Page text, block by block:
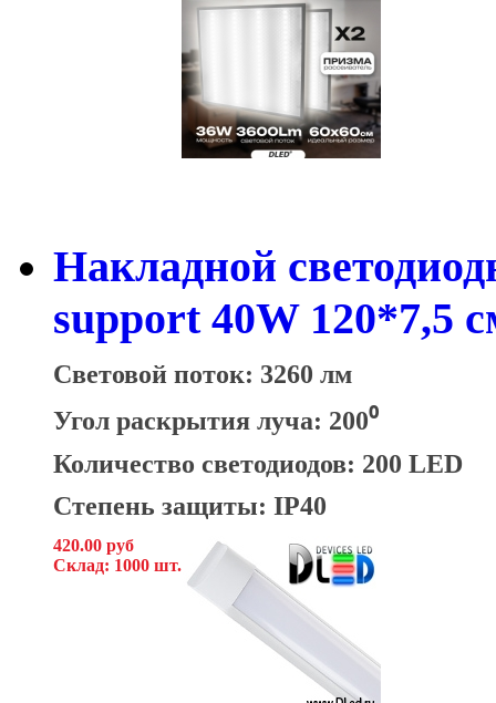
Накладной
support 40W 120*7,5
Световой поток: 3260 лм
Угол раскрытия луча: 200⁰
Количество светодиодов: 200 LED
Степень защиты: IP40
420.00 руб
Склад: 1000 шт.